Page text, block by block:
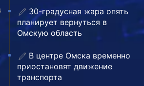
30-градусная жара опять
планирует вернуться в
Омскую область
В центре Омска временно
приостановят движение
транспорта